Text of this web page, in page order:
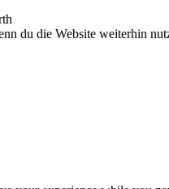
du die Website weiterhin